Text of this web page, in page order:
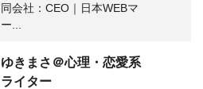
同会社：CEO｜日本WEBマ
ー...
ゆきまさ＠心理・恋愛系
ライター